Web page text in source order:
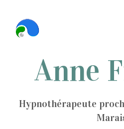
Anne
Hypnothérapeute